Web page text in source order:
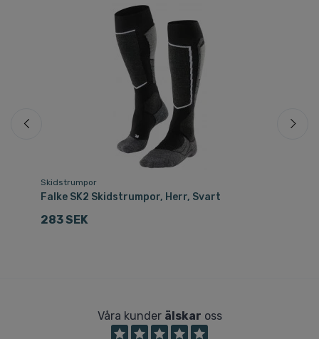
Skidstrumpor
Falke SK2 Skidstrumpor, Herr, Svart
283 SEK
Våra kunder älskar oss